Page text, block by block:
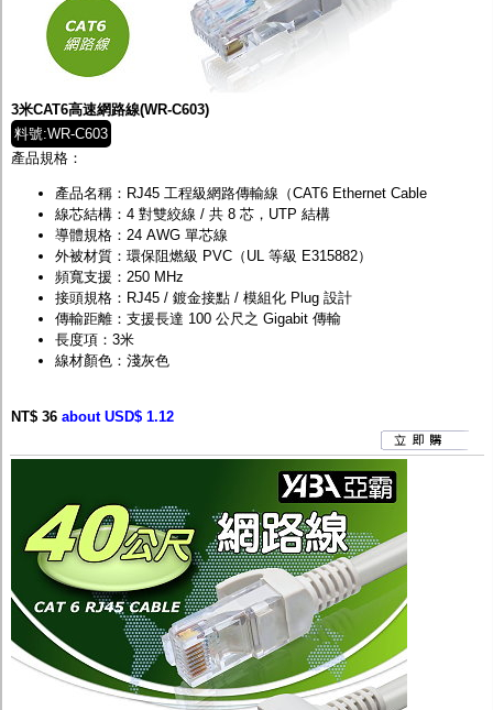
3米CAT6高速網路線(WR-C603)
料號:WR-C603
產品規格：
產品名稱：RJ45 工程級網路傳輸線（CAT6 Ethernet Cable
線芯結構：4 對雙絞線 / 共 8 芯，UTP 結構
導體規格：24 AWG 單芯線
外被材質：環保阻燃級 PVC（UL 等級 E315882）
頻寬支援：250 MHz
接頭規格：RJ45 / 鍍金接點 / 模組化 Plug 設計
傳輸距離：支援長達 100 公尺之 Gigabit 傳輸
長度項：3米
線材顏色：淺灰色
NT$ 36 about USD$ 1.12